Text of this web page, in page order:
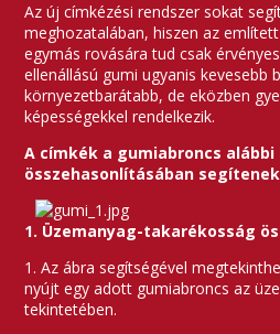
Az új címkézési rendszer sokat
meghozatalában, hiszen az
egymás rovására tud csak
ellenállású gumi ugyanis kevesebb
környezetbarátabb, de eközben
képességekkel rendelkezik.
A címkék a gumiabroncs
összehasonlításában
1. Üzemanyag-takarékosság
1. Az ábra segítségével
nyújt egy adott gumiabroncs az
tekintetében.